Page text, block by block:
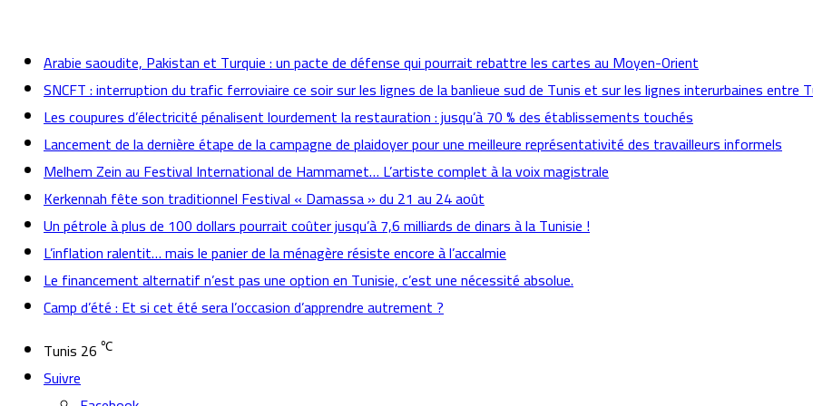
Arabie saoudite, Pakistan et Turquie : un pacte de défense qui pourrait rebattre les cartes au Moyen-Orient
SNCFT : interruption du trafic ferroviaire ce soir sur les lignes de la banlieue sud de Tunis et sur les lignes interurbaines entre
Les coupures d’électricité pénalisent lourdement la restauration : jusqu’à 70 % des établissements touchés
Lancement de la dernière étape de la campagne de plaidoyer pour une meilleure représentativité des travailleurs informels
Melhem Zein au Festival International de Hammamet… L’artiste complet à la voix magistrale
Kerkennah fête son traditionnel Festival « Damassa » du 21 au 24 août
Un pétrole à plus de 100 dollars pourrait coûter jusqu’à 7,6 milliards de dinars à la Tunisie !
L’inflation ralentit… mais le panier de la ménagère résiste encore à l’accalmie
Le financement alternatif n’est pas une option en Tunisie, c’est une nécessité absolue.
Camp d’été : Et si cet été sera l’occasion d’apprendre autrement ?
Tunis 26 ℃
Suivre